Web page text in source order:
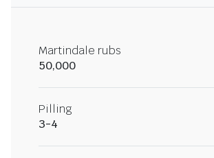
Martindale rubs
50,000
Pilling
3-4